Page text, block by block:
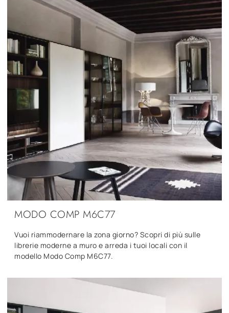
MODO COMP M6C77
Vuoi riammodernare la zona giorno? Scopri di più sulle
librerie moderne a muro e arreda i tuoi locali con il
modello Modo Comp M6C77.